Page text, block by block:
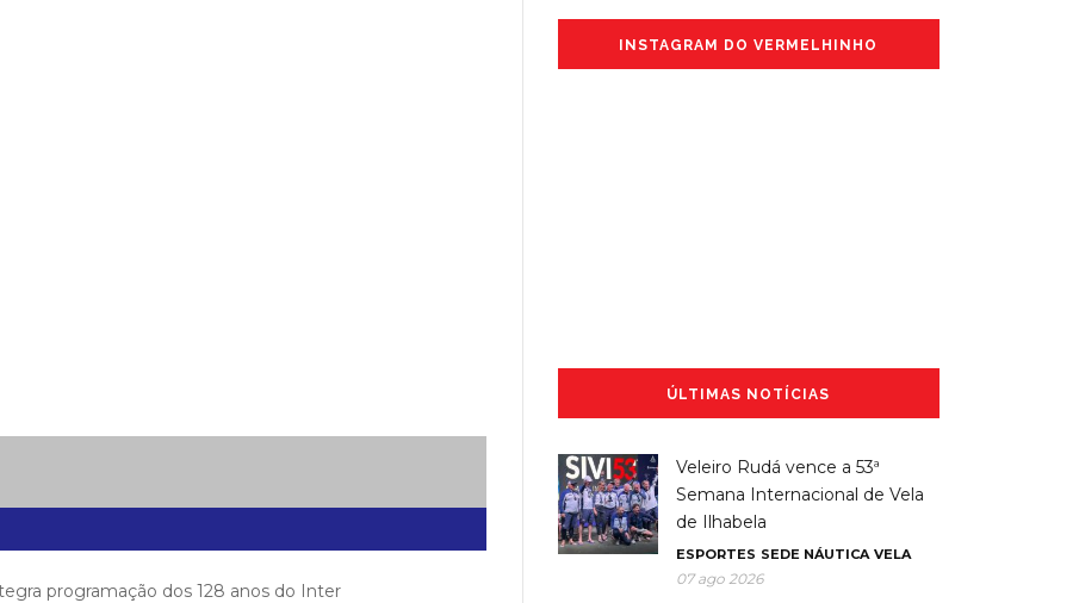
programação dos 128 anos do Inter
INSTAGRAM DO VERMELHINHO
ÚLTIMAS NOTÍCIAS
Veleiro Rudá vence a 53ª
Semana Internacional de Vela
de Ilhabela
ESPORTES SEDE NÁUTICA VELA
07 ago 2026